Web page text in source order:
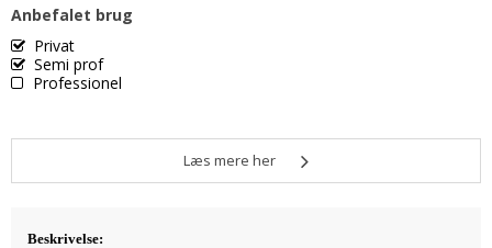
Anbefalet brug
Privat
Semi prof
Professionel
Læs mere her
Beskrivelse: